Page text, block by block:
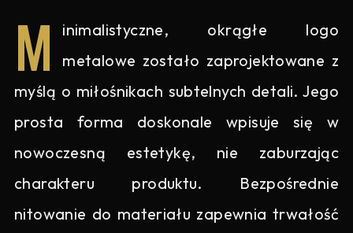
M
inimalistyczne, okrągłe logo
metalowe zostało zaprojektowane z
myślą o miłośnikach subtelnych detali. Jego
prosta forma doskonale wpisuje się w
nowoczesną estetykę, nie zaburzając
charakteru produktu. Bezpośrednie
nitowanie do materiału zapewnia trwałość